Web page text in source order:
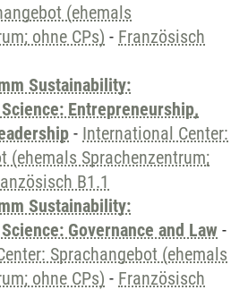
(ehemals
ohne CPs) - Französisch
Sustainability:
Entrepreneurship,
- International Center:
(ehemals Sprachenzentrum;
B1.1
Sustainability:
Governance and Law -
Sprachangebot (ehemals
ohne CPs) - Französisch